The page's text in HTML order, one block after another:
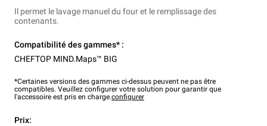
Il permet le lavage manuel du four et le remplissage des
contenants.
Compatibilité des gammes* :
CHEFTOP MIND.Maps™ BIG
*Certaines versions des gammes ci-dessus peuvent ne pas être
compatibles. Veuillez configurer votre solution pour garantir que
l'accessoire est pris en charge.configurer
Prix: